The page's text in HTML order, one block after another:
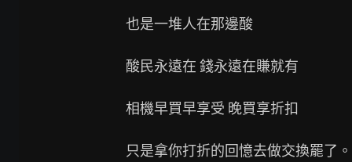
也是一堆人在那邊酸
酸民永遠在 錢永遠在賺就有
相機早買早享受 晚買享折扣
只是拿你打折的回憶去做交換罷了。